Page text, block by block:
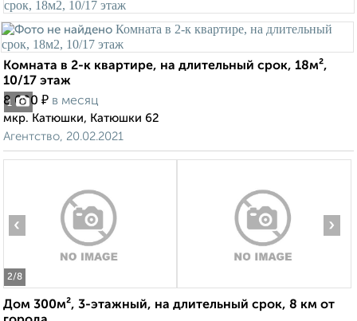
1
Комната в 2-к квартире, на длительный срок, 18м²,
10/17 этаж
8 000 ₽ в месяц
мкр. Катюшки, Катюшки 62
Агентство, 20.02.2021
2/8
‹ ›
Дом 300м², 3-этажный, на длительный срок, 8 км от